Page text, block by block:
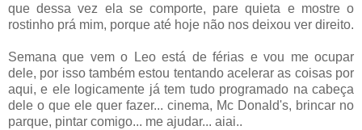
que dessa vez ela se comporte, pare quieta e mostre o
rostinho prá mim, porque até hoje não nos deixou ver direito.
Semana que vem o Leo está de férias e vou me ocupar
dele, por isso também estou tentando acelerar as coisas por
aqui, e ele logicamente já tem tudo programado na cabeça
dele o que ele quer fazer... cinema, Mc Donald's, brincar no
parque, pintar comigo... me ajudar... aiai..